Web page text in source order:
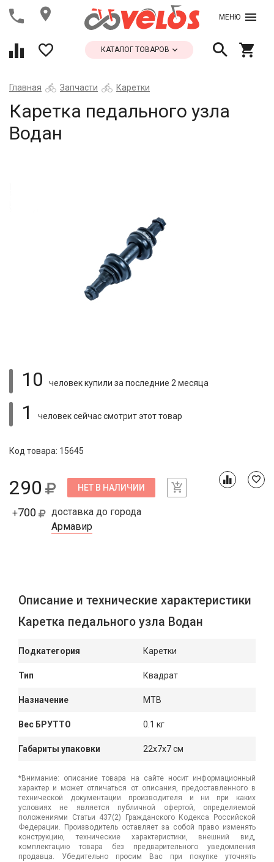
МЕНЮ
КАТАЛОГ ТОВАРОВ
Главная Запчасти Каретки
Каретка педального узла
Водан
10 человек купили за последние 2 месяца
1 человек сейчас смотритэтот товар
Код товара: 15645
290 НЕТ В НАЛИЧИИ
+700
доставка до города
Армавир
Описание и технические характеристики
Каретка педального узла Водан
Подкатегория Каретки
Тип Квадрат
Назначение MTB
Вес БРУТТО 0.1 кг
Габариты упаковки 22x7x7 см
*Внимание: описание товара на сайте носит информационный
характер и может отличаться от описания, предоставленного в
технической документации производителя и ни при каких
условиях не является публичной офертой, определяемой
положениями Статьи 437(2) Гражданского Кодекса Российской
Федерации. Производитель оставляет за собой право изменять
конструкцию, технические характеристики, внешний вид,
комплектацию товара без предварительного уведомления
продавца. Убедительно просим Вас при покупке уточнять